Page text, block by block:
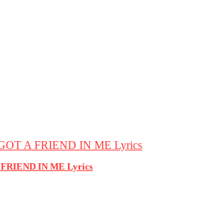
FRIEND IN ME Lyrics